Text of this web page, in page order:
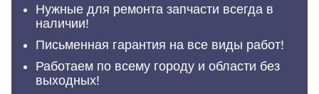
Нужные для ремонта запчасти всегда в
наличии!
Письменная гарантия на все виды работ!
Работаем по всему городу и области без
выходных!